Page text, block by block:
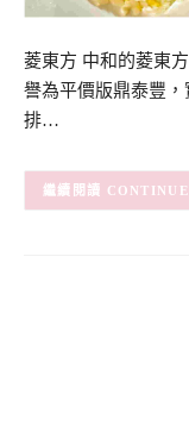
菱東方 中和的菱東
譽為平價版鼎泰豐
排…